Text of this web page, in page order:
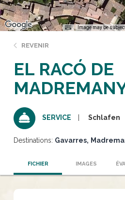
Image may be
REVENIR
EL RACÓ DE
SERVICE Schlafen
Destinations: Gavarres
FICHIER IMAGES